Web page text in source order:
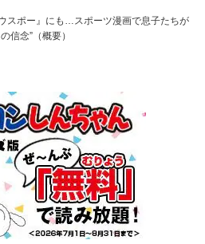
スポー』にも…スポーツ漫画で息子たちが
信念”（概要）